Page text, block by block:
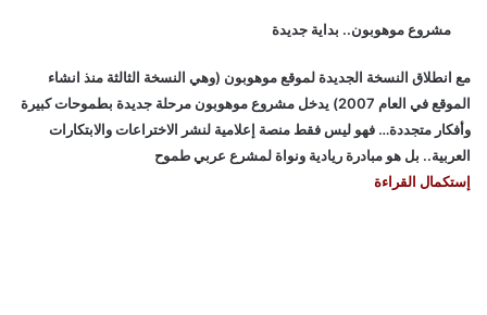
مشروع موهوبون.. بداية جديدة
مع انطلاق النسخة الجديدة لموقع موهوبون (وهي النسخة الثالثة منذ انشاء
الموقع في العام 2007) يدخل مشروع موهوبون مرحلة جديدة بطموحات كبيرة
وأفكار متجددة… فهو ليس فقط منصة إعلامية لنشر الاختراعات والابتكارات
العربية.. بل هو مبادرة ريادية ونواة لمشرع عربي طموح
إستكمال القراءة